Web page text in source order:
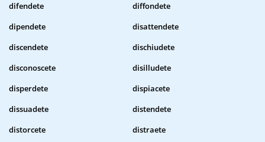
difendete
diffondete
dipendete
disattendete
discendete
dischiudete
disconoscete
disilludete
disperdete
dispiacete
dissuadete
distendete
distorcete
distraete